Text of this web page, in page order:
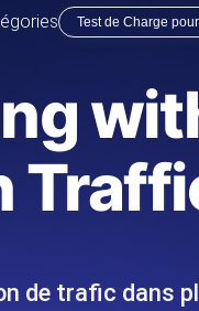
écrivons les scripts JMeter
et livrons le rapport.
du site Web
En
En
Test de Charge
de trafic dans